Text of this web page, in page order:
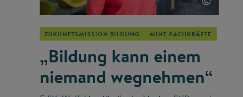
ZUKUNFTSMISSION BILDUNG MINT-FACHKRÄFTE
„Bildung kann einem
niemand wegnehmen“